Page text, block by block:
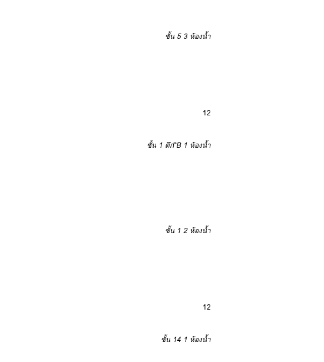
ชั้น 5 3 ห้องน้ำ
12
ชั้น 1 ตึก ิB 1 ห้องน้ำ
ชั้น 1 2 ห้องน้ำ
12
ชั้น 14 1 ห้องน้ำ